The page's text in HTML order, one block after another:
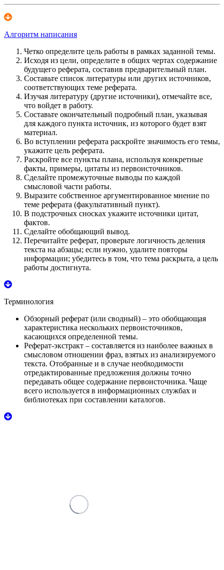
Алгоритм написания
Четко определите цель работы в рамках заданной темы.
Исходя из цели, определите в общих чертах содержание
будущего реферата, составив предварительный план.
Составьте список литературы или других источников,
соответствующих теме реферата.
Изучая литературу (другие источники), отмечайте все,
что войдет в работу.
Составьте окончательный подробный план, указывая
для каждого пункта источник, из которого будет взят
материал.
Во вступлении реферата раскройте значимость его темы,
укажите цель реферата.
Раскройте все пункты плана, используя конкретные
факты, примеры, цитаты из первоисточников.
Сделайте промежуточные выводы по каждой
смысловой части работы.
Выразите собственное аргументированное мнение по
теме реферата (факультативный пункт).
В подстрочных сносках укажите источники цитат,
фактов.
Сделайте обобщающий вывод.
Перечитайте реферат, проверьте логичность деления
текста на абзацы; если нужно, удалите повторы
информации; убедитесь в том, что тема раскрыта, а цель
работы достигнута.
Терминология
Обзорный реферат (или сводный) – это обобщающая
характеристика нескольких первоисточников,
касающихся определенной темы.
Реферат-экстракт – составляется из наиболее важных в
смысловом отношении фраз, взятых из анализируемого
текста. Отобранные и в случае необходимости
отредактированные предложения должны точно
передавать общее содержание первоисточника. Чаще
всего используется в информационных службах и
библиотеках при составлении каталогов.